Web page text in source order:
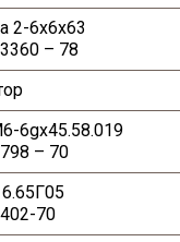
2-6x6x63
– 78
6-6gx45.58.019
– 70
6.65Г05
70